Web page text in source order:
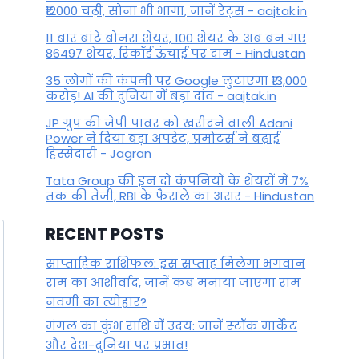
₹12000 चढ़ी, सोना भी भागा, जानें रेट्स - aajtak.in
11 बार बांटे बोनस शेयर, 100 शेयर के अब बन गए
86497 शेयर, रिकॉर्ड ऊंचाई पर दाम - Hindustan
35 लोगों की कंपनी पर Google लुटाएगा ₹13,000
करोड़! AI की दुनिया में बड़ा दांव - aajtak.in
JP ग्रुप की जेपी पावर को खरीदने वाली Adani
Power ने दिया बड़ा अपडेट, प्रमोटर्स ने बढ़ाई
हिस्सेदारी - Jagran
Tata Group की इन दो कंपनियों के शेयरों में 7%
तक की तेजी, RBI के फैसले का असर - Hindustan
RECENT POSTS
साप्ताहिक राशिफल: इस सप्ताह मिलेगा भगवान
राम का आशीर्वाद, जानें कब मनाया जाएगा राम
नवमी का त्योहार?
मंगल का कुंभ राशि में उदय: जानें स्‍टॉक मार्केट
और देश-दुनिया पर प्रभाव!